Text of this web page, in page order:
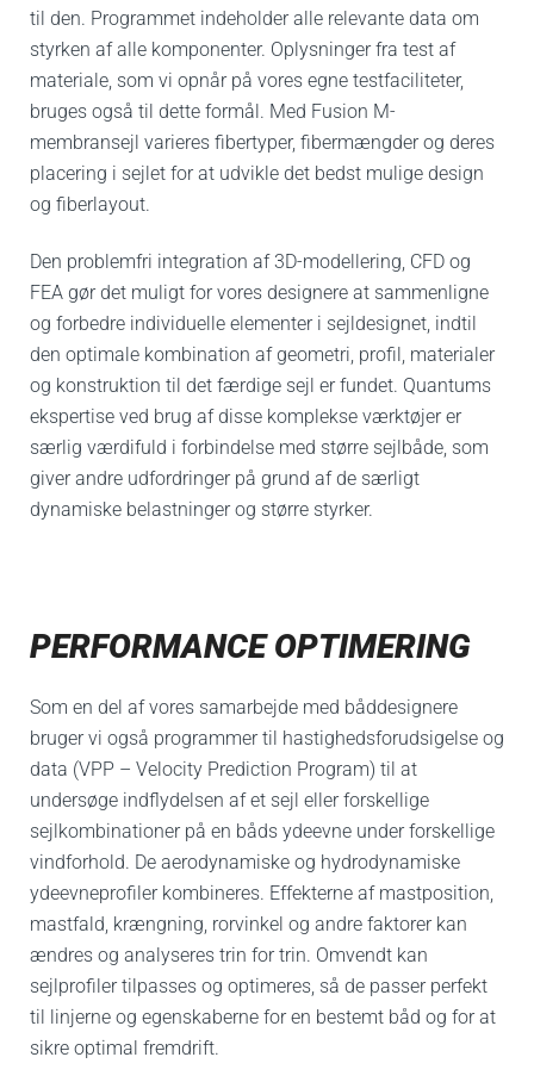
til den. Programmet indeholder alle relevante data om
styrken af ​​alle komponenter. Oplysninger fra test af
materiale, som vi opnår på vores egne testfaciliteter,
bruges også til dette formål. Med Fusion M-
membransejl varieres fibertyper, fibermængder og deres
placering i sejlet for at udvikle det bedst mulige design
og fiberlayout.
Den problemfri integration af 3D-modellering, CFD og
FEA gør det muligt for vores designere at sammenligne
og forbedre individuelle elementer i sejldesignet, indtil
den optimale kombination af geometri, profil, materialer
og konstruktion til det færdige sejl er fundet. Quantums
ekspertise ved brug af ​​disse komplekse værktøjer er
særlig værdifuld i forbindelse med større sejlbåde, som
giver andre udfordringer på grund af de særligt
dynamiske belastninger og større styrker.
PERFORMANCE OPTIMERING
Som en del af vores samarbejde med båddesignere
bruger vi også programmer til hastighedsforudsigelse og
data (VPP – Velocity Prediction Program) til at
undersøge indflydelsen af ​​et sejl eller forskellige
sejlkombinationer på en båds ydeevne under forskellige
vindforhold. De aerodynamiske og hydrodynamiske
ydeevneprofiler kombineres. Effekterne af mastposition,
mastfald, krængning, rorvinkel og andre faktorer kan
ændres og analyseres trin for trin. Omvendt kan
sejlprofiler tilpasses og optimeres, så de passer perfekt
til linjerne og egenskaberne for en bestemt båd og for at
sikre optimal fremdrift.